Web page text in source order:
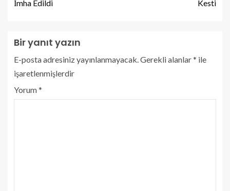
İmha Edildi
Kesti
Bir yanıt yazın
E-posta adresiniz yayınlanmayacak.Gerekli alanlar* ile
işaretlenmişlerdir
Yorum*